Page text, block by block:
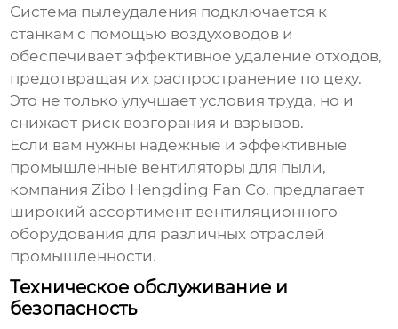
Система пылеудаления подключается к
станкам с помощью воздуховодов и
обеспечивает эффективное удаление отходов,
предотвращая их распространение по цеху.
Это не только улучшает условия труда, но и
снижает риск возгорания и взрывов.
Если вам нужны надежные и эффективные
промышленные вентиляторы для пыли,
компанияZibo Hengding Fan Co. предлагает
широкий ассортимент вентиляционного
оборудования для различных отраслей
промышленности.
Техническое обслуживание и
безопасность